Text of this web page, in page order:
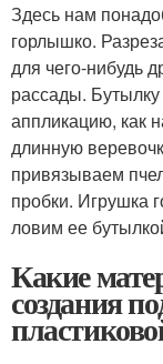
Здесь нам
горлышко.
для чего-нибудь
рассады.
аппликацию, как
длинную
привязываем
пробки. Игрушка
ловим ее
Какие
создания